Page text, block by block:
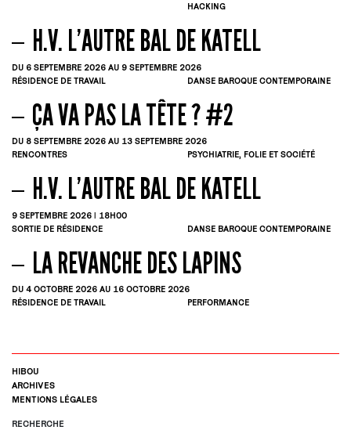
HACKING
H.V. L’AUTRE BAL DE KATELL
DU 6 SEPTEMBRE 2026 AU 9 SEPTEMBRE 2026
RÉSIDENCE DE TRAVAIL
DANSE BAROQUE CONTEMPORAINE
ÇA VA PAS LA TÊTE ? #2
DU 8 SEPTEMBRE 2026 AU 13 SEPTEMBRE 2026
RENCONTRES
PSYCHIATRIE, FOLIE ET SOCIÉTÉ
H.V. L’AUTRE BAL DE KATELL
9 SEPTEMBRE 2026 | 18H00
SORTIE DE RÉSIDENCE
DANSE BAROQUE CONTEMPORAINE
LA REVANCHE DES LAPINS
DU 4 OCTOBRE 2026 AU 16 OCTOBRE 2026
RÉSIDENCE DE TRAVAIL
PERFORMANCE
HIBOU
ARCHIVES
MENTIONS LÉGALES
RECHERCHE